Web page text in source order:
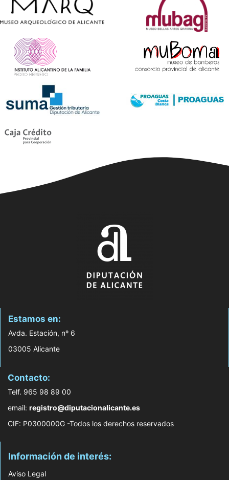
Estamos en:
Avda. Estación, nº 6
03005 Alicante
Contacto:
Telf. 965 98 89 00
email: registro@diputacionalicante.es
CIF: P0300000G -Todos los derechos reservados
Información de interés:
Aviso Legal